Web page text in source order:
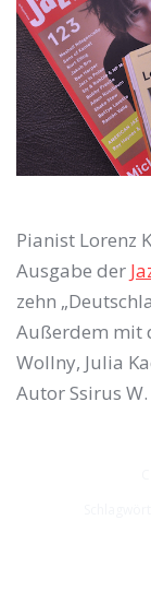
Pianist Lorenz
Ausgabe der
zehn
Außerdem mit
Wollny, Julia
Autor Ssirus